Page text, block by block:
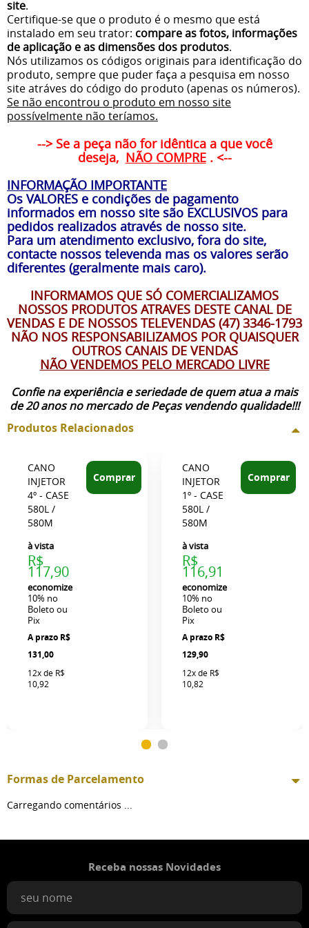
site.
Certifique-se que o produto é o mesmo que está
instalado em seu trator: compare as fotos, informações
de aplicação e as dimensões dos produtos.
Nós utilizamos os códigos originais para identificação do
produto, sempre que puder faça a pesquisa em nosso
site atráves do código do produto (apenas os números).
Se não encontrou o produto em nosso site
possívelmente não teríamos.
--> Se a peça não for idêntica a que você
deseja, NÃO COMPRE. <--
INFORMAÇÃO IMPORTANTE
Os VALORES e condições de pagamento
informados em nosso site são EXCLUSIVOS para
pedidos realizados através de nosso site.
Para um atendimento exclusivo, fora do site,
contacte nossos televenda mas os valores serão
diferentes (geralmente mais caro).
INFORMAMOS QUE SÓ COMERCIALIZAMOS
NOSSOS PRODUTOS ATRAVES DESTE CANAL DE
VENDAS E DE NOSSOS TELEVENDAS (47) 3346-1793
NÃO NOS RESPONSABILIZAMOS POR QUAISQUER
OUTROS CANAIS DE VENDAS
NÃO VENDEMOS PELO MERCADO LIVRE
Confie na experiência e seriedade de quem atua a mais
de 20 anos no mercado de Peças vendendo qualidade!!!
Produtos Relacionados
CANO
INJETOR
4º - CASE
580L /
580M
R$
131,00
à vista
R$
117,90
economize
10% no
Boleto ou
Pix
12xde R$
10,92
Comprar
CANO
INJETOR
1º - CASE
580L /
580M
R$
129,90
à vista
R$
116,91
economize
10% no
Boleto ou
Pix
12xde R$
10,82
Comprar
Formas de Parcelamento
Carregando comentários ...
Receba nossas Novidades